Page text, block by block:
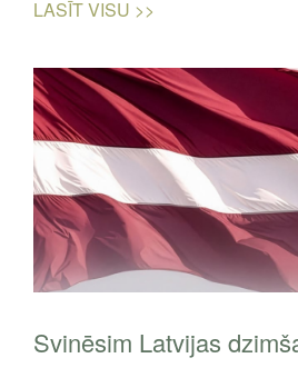
LASĪT VISU >>
Svinēsim Latvijas